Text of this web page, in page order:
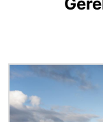
Afbeelding